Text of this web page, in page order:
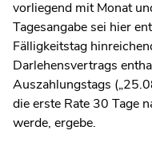
vorliegend mit Monat
Tagesangabe sei hier
Fälligkeitstag
Darlehensvertrags
Auszahlungstags
die erste Rate 30 Tage
werde, ergebe.